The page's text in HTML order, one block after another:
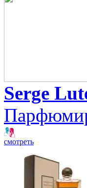
Serge
смотреть